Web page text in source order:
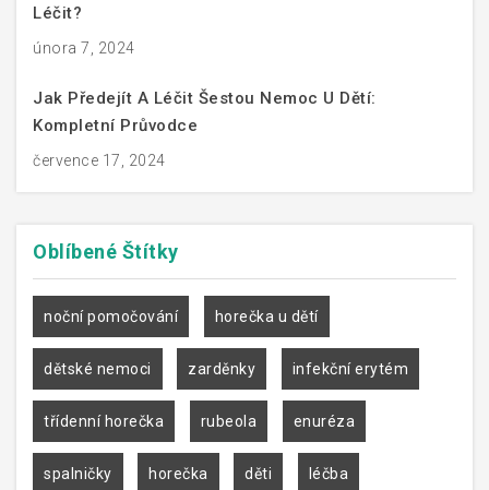
Léčit?
února 7, 2024
Jak Předejít A Léčit Šestou Nemoc U Dětí:
Kompletní Průvodce
července 17, 2024
Oblíbené Štítky
noční pomočování horečka u dětí
dětské nemoci zarděnky infekční erytém
třídenní horečka rubeola enuréza
spalničky horečka děti léčba